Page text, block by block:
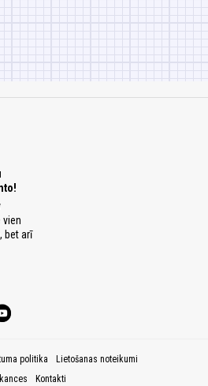
bet arī
politika
Lietošanas noteikumi
Kontakti